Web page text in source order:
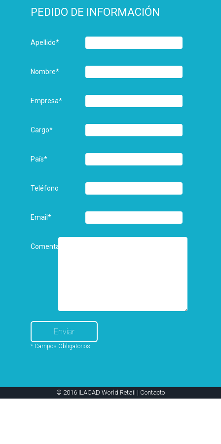
PEDIDO DE INFORMACIÓN
Apellido*
Nombre*
Empresa*
Cargo*
País*
Teléfono
Email*
Comentarios
* Campos Obligatorios
© 2016 ILACAD World Retail | Contacto